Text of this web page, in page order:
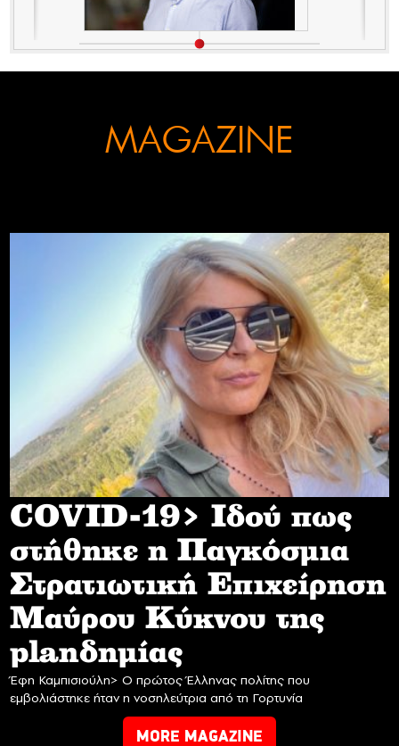
MAGAZINE
COVID-19> Iδού πως
στήθηκε η Παγκόσμια
Στρατιωτική Επιχείρηση
Mαύρου Κύκνου της
planδημίας
Έφη Καμπισιούλη> Ο πρώτος Έλληνας πολίτης που
εμβολιάστηκε ήταν η νοσηλεύτρια από τη Γορτυνία
MORE MAGAZINE